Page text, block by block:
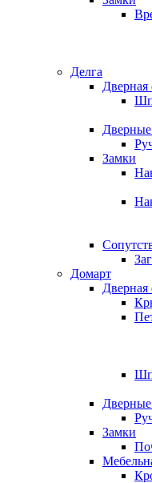
Делга
Дверная
Замки
Домарт
Дверная
Замки